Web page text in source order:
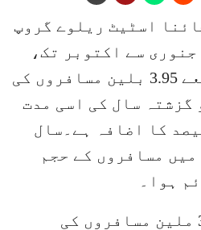
اسٹیٹ ریلوے گروپ
سے اکتوبر تک،
چینی ریلوے کے ذریعے 3.95 بلین مسافروں کی
گزشتہ سال کی اسی مدت
مقابلے میں6.4 فیصد کا اضافہ ہے۔سال
مسافروں کے حجم
ہوا۔
یکم اکتوبر کو3.132 ملین مسافروں کی